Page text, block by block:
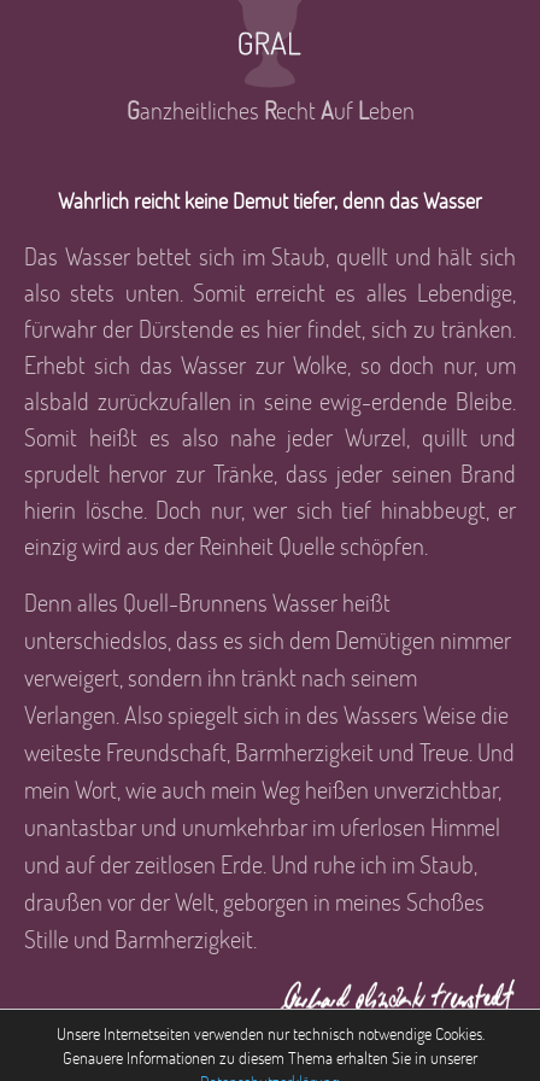
Ganzheitliches RechtAufLeben
Wahrlich reicht keine Demut tiefer, denn das Wasser
Das Wasser bettet sich im Staub, quellt und hält sich
also stets unten. Somit erreicht es alles Lebendige,
fürwahr der Dürstende es hier findet, sich zu tränken.
Erhebt sich das Wasser zur Wolke, so doch nur, um
alsbald zurückzufallen in seine ewig-erdende Bleibe.
Somit heißt es also nahe jeder Wurzel, quillt und
sprudelt hervor zur Tränke, dass jeder seinen Brand
hierin lösche. Doch nur, wer sich tief hinabbeugt, er
einzig wird aus der Reinheit Quelle schöpfen.
Denn alles Quell-Brunnens Wasser heißt
unterschiedslos, dass es sich dem Demütigen nimmer
verweigert, sondern ihn tränkt nach seinem
Verlangen. Also spiegelt sich in des Wassers Weise die
weiteste Freundschaft, Barmherzigkeit und Treue. Und
mein Wort, wie auch mein Weg heißen unverzichtbar,
unantastbar und unumkehrbar im uferlosen Himmel
und auf der zeitlosen Erde. Und ruhe ich im Staub,
draußen vor der Welt, geborgen in meines Schoßes
Stille und Barmherzigkeit.
Unsere Internetseiten verwenden nur technisch notwendige Cookies.
Genauere Informationen zu diesem Thema erhalten Sie in unserer